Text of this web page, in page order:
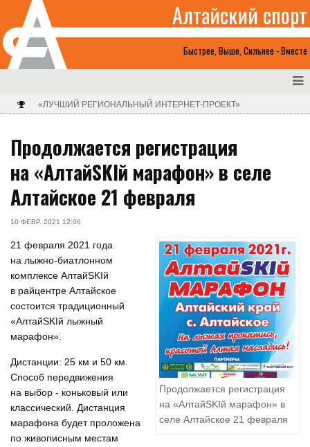
Быстрее, Выше, Сильнее - Вместе
Алтайский спорт
«ЛУЧШИЙ РЕГИОНАЛЬНЫЙ ИНТЕРНЕТ-ПРОЕКТ»
Продолжается регистрация
на «АлтайSKIй марафон» в селе
Алтайское 21 февраля
10 ФЕВР. 2021 12:06
Продолжается регистрация
на «АлтайSKIй марафон» в
селе Алтайское 21 февраля
21 февраля 2021 года
на лыжно-биатлонном
комплексе АлтайSKIй
в райцентре Алтайское
состоится традиционный
«АлтайSKIй лыжный
марафон».
Дистанции: 25 км и 50 км.
Способ передвижения
на выбор - коньковый или
классический. Дистанция
марафона будет проложена
по живописным местам